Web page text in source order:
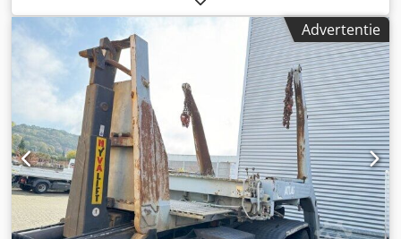
2016 VERMOGEN (kW) 55 CAPACITEIT (m3/min) 10,44 DRUK
(bar) 8,25 UREN (WERK/TOTAAL) FREQUENTIEOMFORMER
nee GEÏNTEGREERDE DROGER ja, R410a 1,05 kg KOELER
nee KOELING (LUCHT/WATER) lucht OP TANK nee
DOCUMENTATIE nee AANSLUITING 2 NIEUW/GEBRUIKT
Advertentie